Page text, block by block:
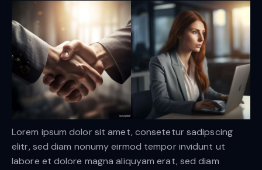
Lorem ipsum dolor sit amet, consetetur sadipscing
elitr, sed diam nonumy eirmod tempor invidunt ut
labore et dolore magna aliquyam erat, sed diam